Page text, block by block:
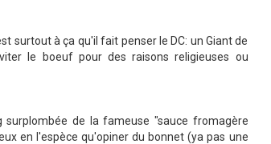
surtout à ça qu'il fait penser le DC: un Giant de
le boeuf pour des raisons religieuses ou
de la fameuse "sauce fromagère
en l'espèce qu'opiner du bonnet (ya pas une